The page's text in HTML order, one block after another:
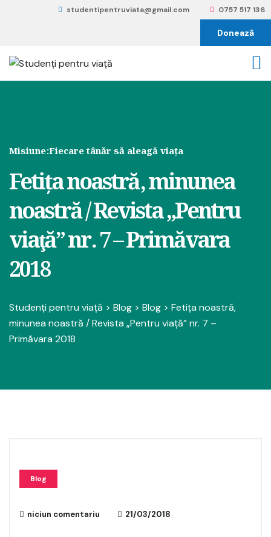
studentipentruviata@gmail.com 0757 517 136
Donează
Misiune:Fiecare tânăr să aleagă viața
Fetița noastră, minunea
noastră / Revista „Pentru
viaţă” nr. 7 – Primăvara
2018
Studenți pentru viață > Blog > Blog > Fetița noastră,
minunea noastră / Revista „Pentru viaţă” nr. 7 –
Primăvara 2018
Blog
niciun comentariu 21/03/2018